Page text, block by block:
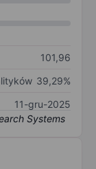
101,96
39,29%
11-gru-2025